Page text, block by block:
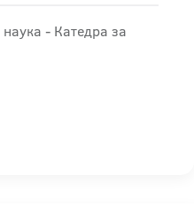
- Катедра за